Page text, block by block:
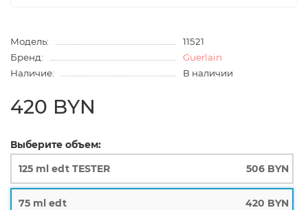
Модель:
11521
Бренд:
Guerlain
Наличие:
В наличии
420 BYN
Выберите объем:
125 ml edt TESTER
506 BYN
75 ml edt 420 BYN